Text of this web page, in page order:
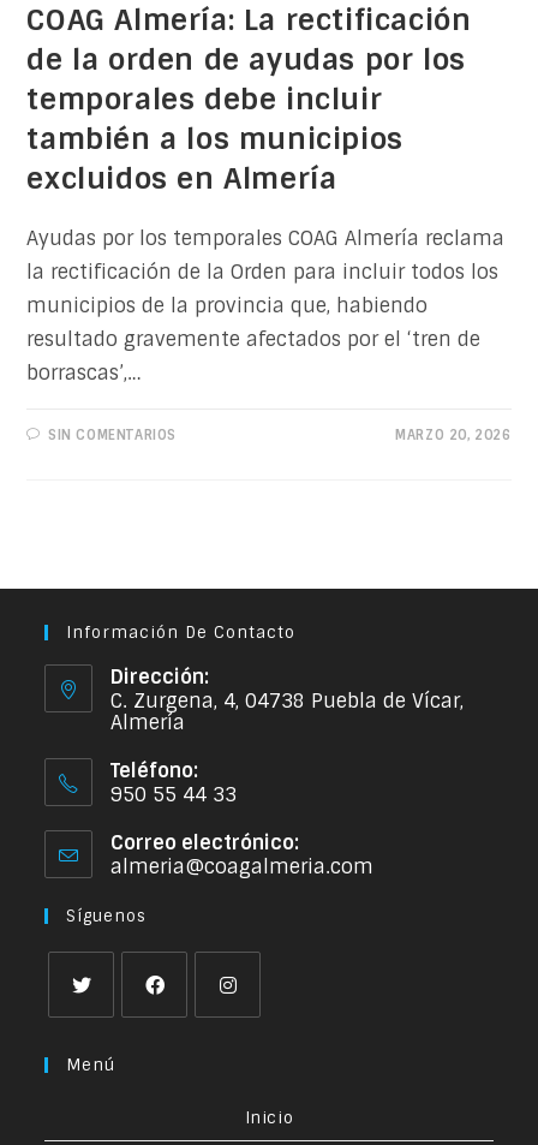
COAG Almería: La rectificación
de la orden de ayudas por los
temporales debe incluir
también a los municipios
excluidos en Almería
Ayudas por los temporales COAG Almería reclama
la rectificación de la Orden para incluir todos los
municipios de la provincia que, habiendo
resultado gravemente afectados por el ‘tren de
borrascas’,…
SIN COMENTARIOS MARZO 20, 2026
Información De Contacto
Dirección:
C. Zurgena, 4, 04738 Puebla de Vícar,
Almería
Teléfono:
950 55 44 33
Correo electrónico:
almeria@coagalmeria.com
Síguenos
Menú
Inicio